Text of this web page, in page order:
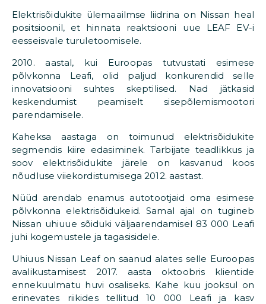
Elektrisõidukite ülemaailmse liidrina on Nissan heal
positsioonil, et hinnata reaktsiooni uue LEAF EV-i
eesseisvale turuletoomisele.
2010. aastal, kui Euroopas tutvustati esimese
põlvkonna Leafi, olid paljud konkurendid selle
innovatsiooni suhtes skeptilised. Nad jätkasid
keskendumist peamiselt sisepõlemismootori
parendamisele.
Kaheksa aastaga on toimunud elektrisõidukite
segmendis kiire edasiminek. Tarbijate teadlikkus ja
soov elektrisõidukite järele on kasvanud koos
nõudluse viiekordistumisega 2012. aastast.
Nüüd arendab enamus autotootjaid oma esimese
põlvkonna elektrisõidukeid. Samal ajal on tugineb
Nissan uhiuue sõiduki väljaarendamisel 83 000 Leafi
juhi kogemustele ja tagasisidele.
Uhiuus Nissan Leaf on saanud alates selle Euroopas
avalikustamisest 2017. aasta oktoobris klientide
ennekuulmatu huvi osaliseks. Kahe kuu jooksul on
erinevates riikides tellitud 10 000 Leafi ja kasv